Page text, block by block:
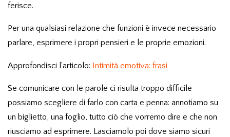
ferisce.
Per una qualsiasi relazione che funzioni è invece necessario
parlare, esprimere i propri pensieri e le proprie emozioni.
Approfondisci l’articolo: Intimità emotiva: frasi
Se comunicare con le parole ci risulta troppo difficile
possiamo scegliere di farlo con carta e penna: annotiamo su
un biglietto, una foglio, tutto ciò che vorremo dire e che non
riusciamo ad esprimere. Lasciamolo poi dove siamo sicuri